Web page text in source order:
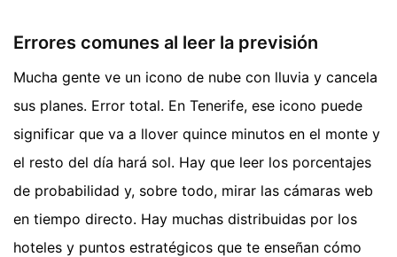
Errores comunes al leer la previsión
Mucha gente ve un icono de nube con lluvia y cancela
sus planes. Error total. En Tenerife, ese icono puede
significar que va a llover quince minutos en el monte y
el resto del día hará sol. Hay que leer los porcentajes
de probabilidad y, sobre todo, mirar las cámaras web
en tiempo directo. Hay muchas distribuidas por los
hoteles y puntos estratégicos que te enseñan cómo